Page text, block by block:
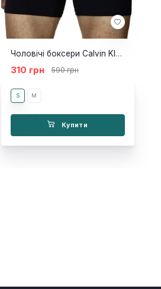
Чоловічі боксери Calvin Klein Original Сlassic сині
310 грн 590 грн
S M
Купити